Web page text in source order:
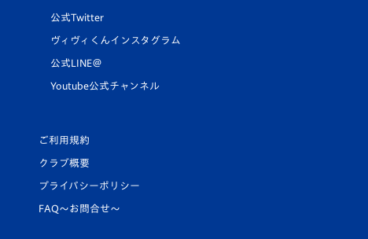
公式Twitter
ヴィヴィくんインスタグラム
公式LINE＠
Youtube公式チャンネル
ご利用規約
クラブ概要
プライバシーポリシー
FAQ〜お問合せ〜